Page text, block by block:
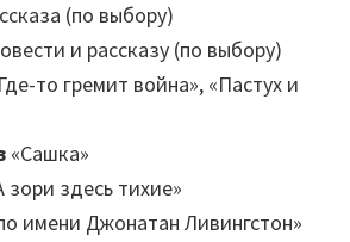
(по выбору)
и рассказу (по выбору)
то гремит война», «Пастух и
«Сашка»
зори здесь тихие»
имени Джонатан Ливингстон»